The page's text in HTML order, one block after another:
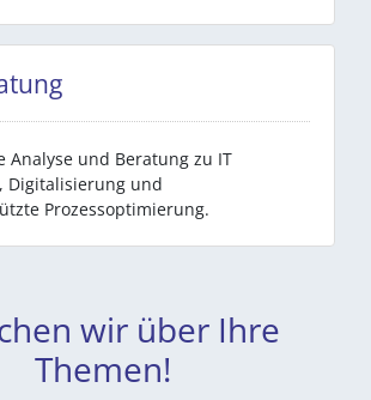
Analyse und Beratung zu IT
Digitalisierung und
Prozessoptimierung.
wir über Ihre
Themen!